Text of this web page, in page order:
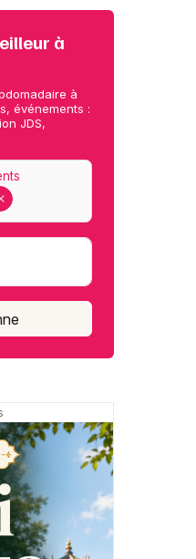
à
à
événements :
JDS,